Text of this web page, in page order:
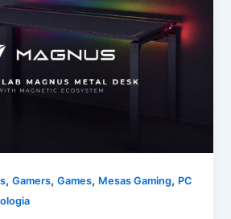
,Gamers,Games, Mesas Gaming, PC